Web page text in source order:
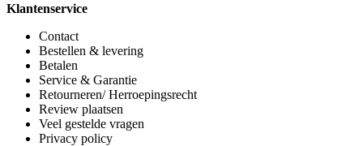
Klantenservice
Contact
Bestellen & levering
Betalen
Service & Garantie
Retourneren/ Herroepingsrecht
Review plaatsen
Veel gestelde vragen
Privacy policy